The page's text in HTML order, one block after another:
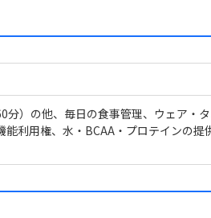
分）の他、毎日の食事管理、ウェア・
能利用権、水・BCAA・プロテインの提